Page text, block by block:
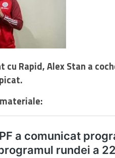
cu Rapid, Alex Stan a